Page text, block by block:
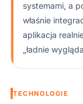
systemami, a
właśnie
aplikacja
„ładnie
TECHNOLOGIE